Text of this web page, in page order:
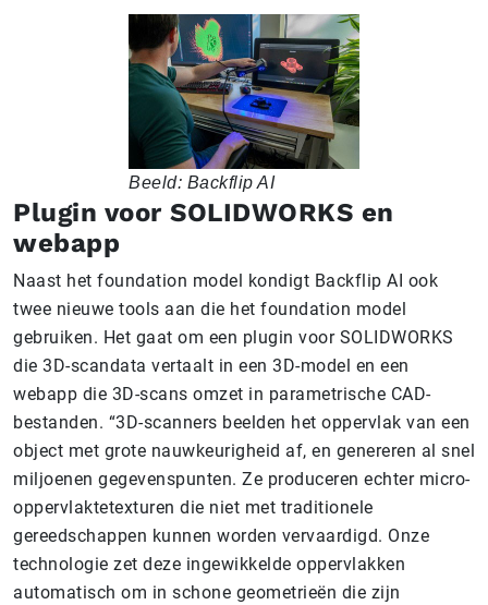
Beeld: Backflip AI
Plugin voor SOLIDWORKS en
webapp
Naast het foundation model kondigt Backflip AI ook
twee nieuwe tools aan die het foundation model
gebruiken. Het gaat om een plugin voor SOLIDWORKS
die 3D-scandata vertaalt in een 3D-model en een
webapp die 3D-scans omzet in parametrische CAD-
bestanden. “3D-scanners beelden het oppervlak van een
object met grote nauwkeurigheid af, en genereren al snel
miljoenen gegevenspunten. Ze produceren echter micro-
oppervlaktetexturen die niet met traditionele
gereedschappen kunnen worden vervaardigd. Onze
technologie zet deze ingewikkelde oppervlakken
automatisch om in schone geometrieën die zijn